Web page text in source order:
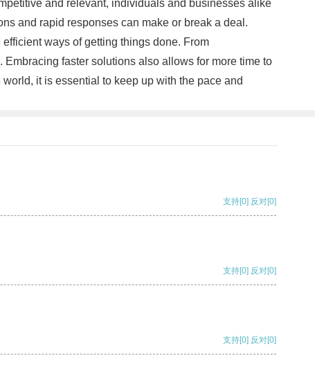
and relevant, individuals and businesses alike
and rapid responses can make or break a deal.
ways of getting things done. From
faster solutions also allows for more time to
it is essential to keep up with the pace and
支持[0] 反对[0]
支持[0] 反对[0]
支持[0] 反对[0]